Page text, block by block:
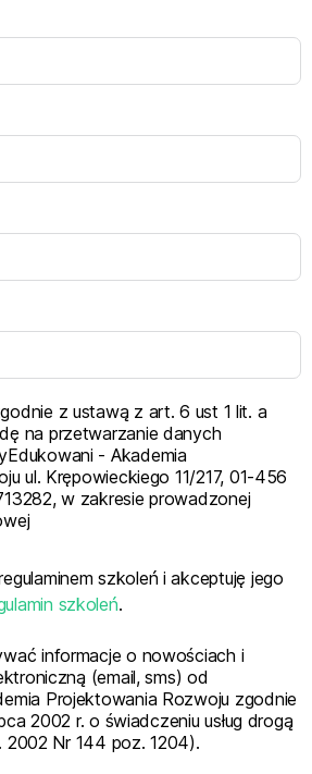
z ustawą z art. 6 ust 1 lit. a
na przetwarzanie danych
- Akademia
ul. Krępowieckiego 11/217, 01-456
w zakresie prowadzonej
szkoleń i akceptuję jego
szkoleń.
informacje o nowościach i
(email, sms) od
Projektowania Rozwoju zgodnie
2002 r. o świadczeniu usług drogą
2002 Nr 144 poz. 1204).